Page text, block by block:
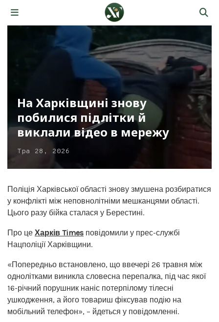
На Харківщині знову
побилися підлітки й
виклали відео в мережу
Тра 28, 2026
Поліція Харківської області знову змушена розбиратися
у конфлікті між неповнолітніми мешканцями області.
Цього разу бійка сталася у Берестині.
Про це Харків Times повідомили у прес-службі
Нацполіції Харківщини.
«Попередньо встановлено, що ввечері 26 травня між
однолітками виникла словесна перепалка, під час якої
16-річний порушник наніс потерпілому тілесні
ушкодження, а його товариш фіксував подію на
мобільний телефон», – йдеться у повідомленні.